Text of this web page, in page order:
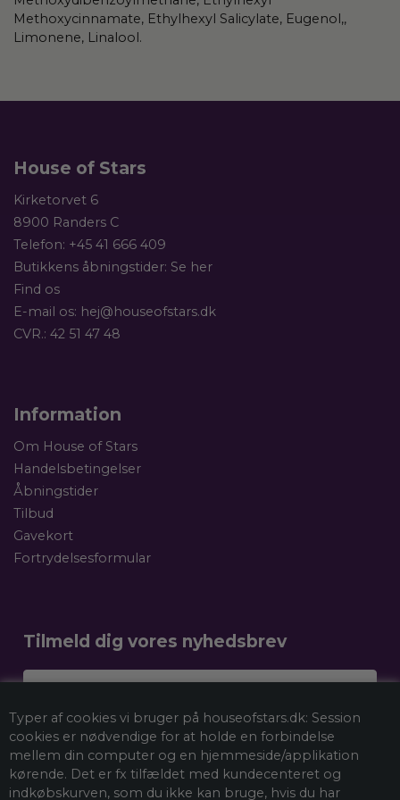
Typer af cookies vi bruger på houseofstars.dk: Session
cookies er nødvendige for at holde en forbindelse
mellem din computer og en hjemmeside/applikation
kørende. Det er fx tilfældet med kundecenteret og
indkøbskurven, som du ikke kan bruge, hvis du har
Methoxycinnamate, Ethylhexyl Salicylate, Eugenol,,
Limonene, Linalool.
House of Stars
Kirketorvet 6
8900 Randers C
Telefon: +45 41 666 409
Butikkens åbningstider: Se her
Find os
E-mail os: hej@houseofstars.dk
CVR.: 42 51 47 48
Information
Om House of Stars
Handelsbetingelser
Åbningstider
Tilbud
Gavekort
Fortrydelsesformular
Tilmeld dig vores nyhedsbrev
Dit navn
Email